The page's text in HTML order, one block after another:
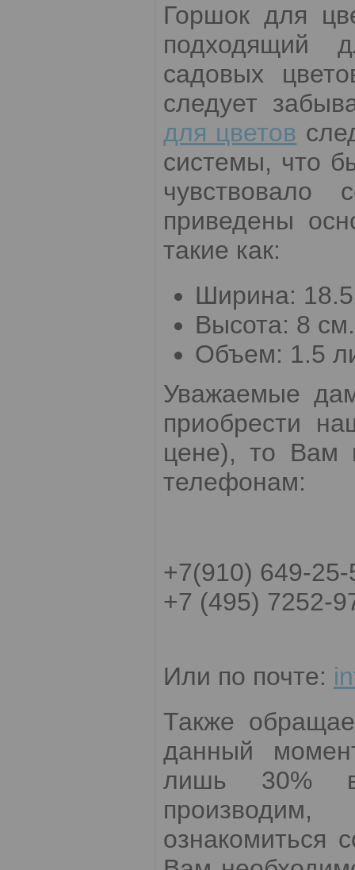
Горшок для
подходящий
садовых
следует
для цветов
системы, что
чувствовало
приведены
такие как:
Ширина:
Высота: 8 см.
Объем: 1.5
Уважаемые
приобрести
цене), то Вам
телефонам:
+7(910) 649-25-
+7 (495) 7252-
Или по почте:
Также
данный
лишь 30%
ознакомиться